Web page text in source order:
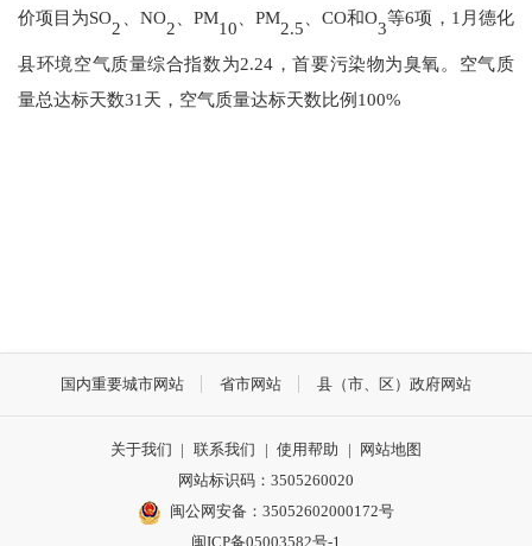
价项目为SO2 、 NO2、 PM10、 PM2.5、CO和O3等6项， 1月德化
县环境空气质量综合指数为2.24 ，首要污染物为臭氧。 空气质
量总达标天数31 天 ， 空气质量达标天数比例100%
国内重要城市网站 省市网站 县（市、区）政府网站
关于我们 | 联系我们 | 使用帮助 |
网站地图
网站标识码：3505260020
闽公网安备：35052602000172号
闽ICP备05003582号-1